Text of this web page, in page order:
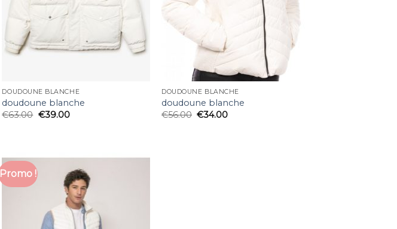
DOUDOUNE BLANCHE
doudoune blanche
€63.00 €39.00
DOUDOUNE BLANCHE
doudoune blanche
€56.00 €34.00
Promo !